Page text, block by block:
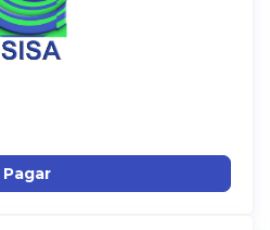
Pagar